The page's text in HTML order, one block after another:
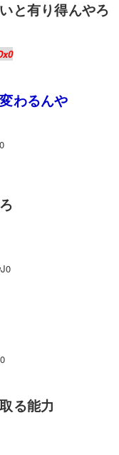
と有り得んやろ
わるんや
る能力